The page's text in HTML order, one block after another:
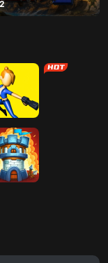
冲冲冲2